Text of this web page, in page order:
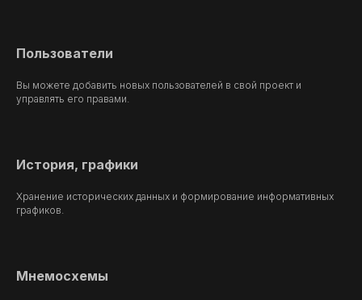
Пользователи
Вы можете добавить новых пользователей в свой проект и
управлять его правами.
История, графики
Хранение исторических данных и формирование информативных
графиков.
Мнемосхемы